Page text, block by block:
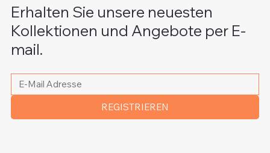
Erhalten Sie unsere neuesten
Kollektionen und Angebote per E-
mail.
REGISTRIEREN